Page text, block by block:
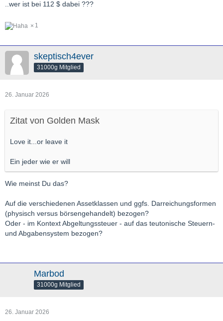
..wer ist bei 112 $ dabei ???
1
skeptisch4ever
31000g Mitglied
26. Januar 2026
Zitat von Golden Mask
Love it...or leave it
Ein jeder wie er will
Wie meinst Du das?
Auf die verschiedenen Assetklassen und ggfs. Darreichungsformen
(physisch versus börsengehandelt) bezogen?
Oder - im Kontext Abgeltungssteuer - auf das teutonische Steuern-
und Abgabensystem bezogen?
Marbod
31000g Mitglied
26. Januar 2026